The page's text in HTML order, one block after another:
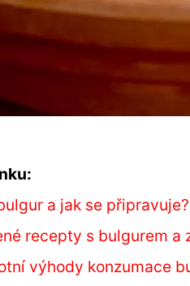
a jak se připravuje?
recepty s bulgurem a
výhody konzumace